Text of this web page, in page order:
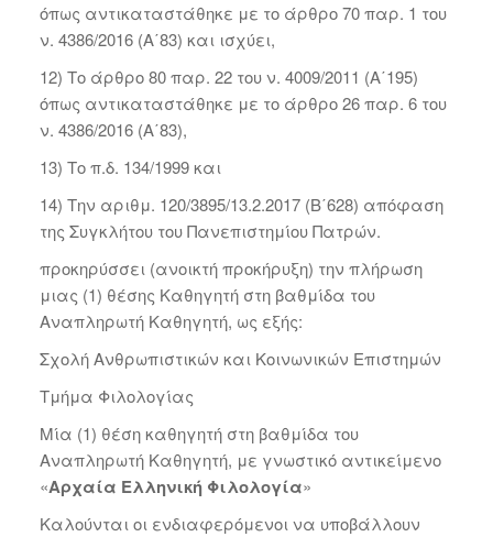
όπως αντικαταστάθηκε με το άρθρο 70 παρ. 1 του
ν. 4386/2016 (Α΄83) και ισχύει,
12) Το άρθρο 80 παρ. 22 του ν. 4009/2011 (Α΄195)
όπως αντικαταστάθηκε με το άρθρο 26 παρ. 6 του
ν. 4386/2016 (Α΄83),
13) Το π.δ. 134/1999 και
14) Την αριθμ. 120/3895/13.2.2017 (Β΄628) απόφαση
της Συγκλήτου του Πανεπιστημίου Πατρών.
προκηρύσσει (ανοικτή προκήρυξη) την πλήρωση
μιας (1) θέσης Καθηγητή στη βαθμίδα του
Αναπληρωτή Καθηγητή, ως εξής:
Σχολή Ανθρωπιστικών και Κοινωνικών Επιστημών
Τμήμα Φιλολογίας
Μία (1) θέση καθηγητή στη βαθμίδα του
Αναπληρωτή Καθηγητή, με γνωστικό αντικείμενο
«Αρχαία Ελληνική Φιλολογία»
Καλούνται οι ενδιαφερόμενοι να υποβάλλουν